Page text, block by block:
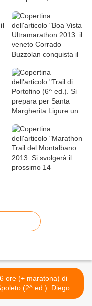
6 ore (+ maratona) di
(2^ ed.). Diego
ed Egle Caiotti